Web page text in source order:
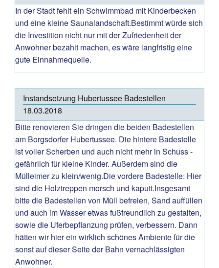
In der Stadt fehlt ein Schwimmbad mit Kinderbecken
und eine kleine Saunalandschaft.Bestimmt würde sich
die Investition nicht nur mit der Zufriedenheit der
Anwohner bezahlt machen, es wäre langfristig eine
gute Einnahmequelle.
Instandsetzung Hubertussee Badestellen
18.03.2018
Bitte renovieren Sie dringen die beiden Badestellen
am Borgsdorfer Hubertussee. Die hintere Badestelle
ist voller Scherben und auch nicht mehr in Schuss -
gefährlich für kleine Kinder. Außerdem sind die
Mülleimer zu klein/wenig.Die vordere Badestelle: Hier
sind die Holztreppen morsch und kaputt.Insgesamt
bitte die Badestellen von Müll befreien, Sand auffüllen
und auch im Wasser etwas fußfreundlich zu gestalten,
sowie die Uferbepflanzung prüfen, verbessern. Dann
hätten wir hier ein wirklich schönes Ambiente für die
sonst auf dieser Seite der Bahn vernachlässigten
Anwohner.